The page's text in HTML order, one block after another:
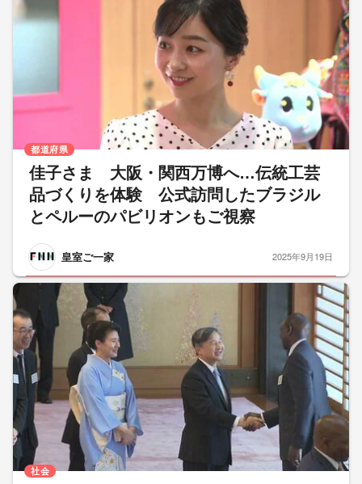
佳子さま 大阪・関西万博へ…伝統工芸
品づくりを体験 公式訪問したブラジル
とペルーのパビリオンもご視察
皇室ご一家
都道府県
2025年9月19日
社会